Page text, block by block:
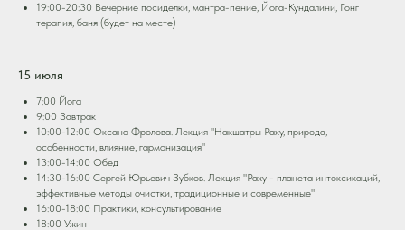
19:00-20:30 Вечерние посиделки, мантра-пение, Йога-Кундалини, Гонг
терапия, баня (будет на месте)
15 июля
7:00 Йога
9:00 Завтрак
10:00-12:00 Оксана Фролова. Лекция "Накшатры Раху, природа,
особенности, влияние, гармонизация"
13:00-14:00 Обед
14:30-16:00 Сергей Юрьевич Зубков. Лекция "Раху - планета интоксикаций,
эффективные методы очистки, традиционные и современные"
16:00-18:00 Практики, консультирование
18:00 Ужин